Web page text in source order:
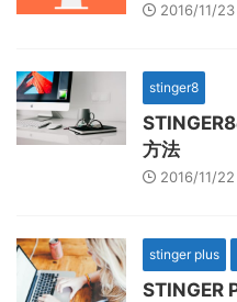
2016/11/23
stinger8
方法
2016/11/22
stinger plus
STINGER